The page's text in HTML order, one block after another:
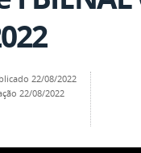
22/08/2022
22/08/2022